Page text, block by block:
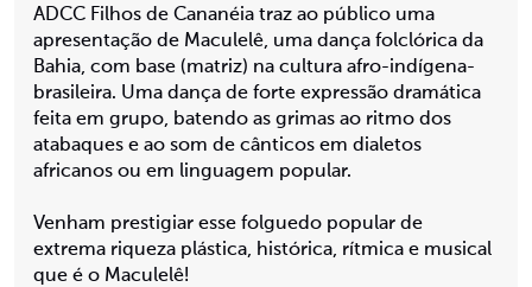
ADCC Filhos de Cananéia traz ao público uma
apresentação de Maculelê, uma dança folclórica da
Bahia, com base (matriz) na cultura afro-indígena-
brasileira. Uma dança de forte expressão dramática
feita em grupo, batendo as grimas ao ritmo dos
atabaques e ao som de cânticos em dialetos
africanos ou em linguagem popular.
Venham prestigiar esse folguedo popular de
extrema riqueza plástica, histórica, rítmica e musical
que é o Maculelê!